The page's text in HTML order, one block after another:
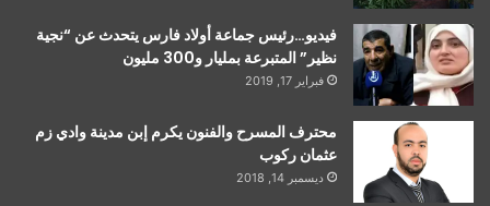
فيديو…رئيس جماعة أولاد فارس يتحدث عن “نجية
نظير” المتبرعة بمليار و300 مليون
فبراير 17, 2019
محترف المسرح والفنون يكرم إبن مدينة وادي زم
عثمان ركوب
ديسمبر 14, 2018